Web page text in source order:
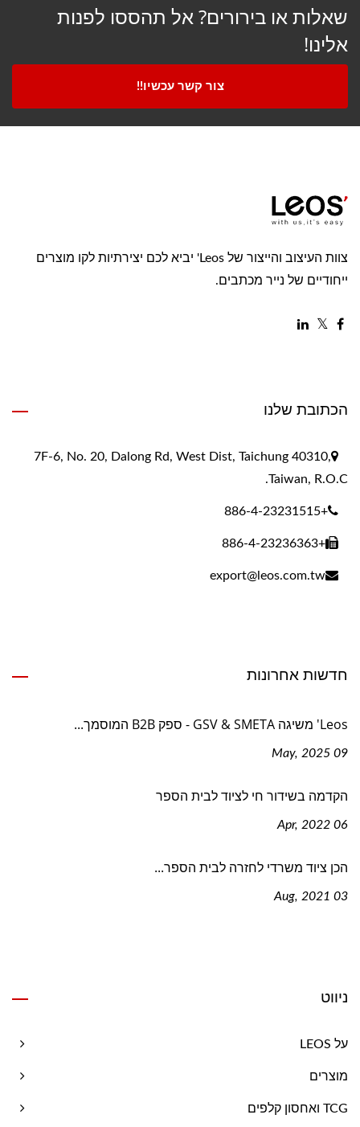
שאלות או בירורים? אל תהססו לפנות
אלינו!
צור קשר עכשיו!!
צוות העיצוב והייצור של Leos' יביא לכם יצירתיות לקו מוצרים
ייחודיים של נייר מכתבים.
הכתובת שלנו
7F-6, No. 20, Dalong Rd, West Dist, Taichung 40310,
Taiwan, R.O.C.
+886-4-23231515
+886-4-23236363
export@leos.com.tw
חדשות אחרונות
Leos' משיגה GSV & SMETA - ספק B2B המוסמך...
09 May, 2025
הקדמה בשידור חי לציוד לבית הספר
06 Apr, 2022
הכן ציוד משרדי לחזרה לבית הספר...
03 Aug, 2021
ניווט
על LEOS
מוצרים
TCG ואחסון קלפים